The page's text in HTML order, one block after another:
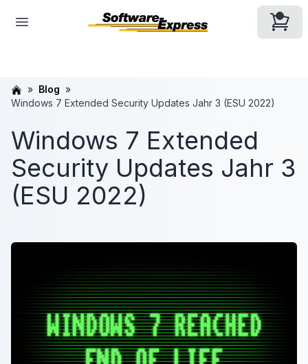
Blog
Windows 7 Extended Security Updates Jahr 3 (ESU 2022)
Windows 7 Extended
Security Updates Jahr 3
(ESU 2022)